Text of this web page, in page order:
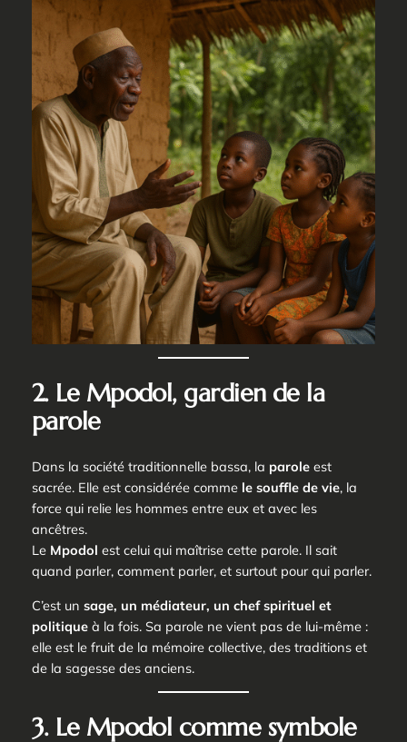
2. Le Mpodol, gardien de la
parole
Dans la société traditionnelle bassa, la paroleest
sacrée. Elle est considérée comme le souffle de vie, la
force qui relie les hommes entre eux et avec les
ancêtres.
Le Mpodol est celui qui maîtrise cette parole. Il sait
quand parler, comment parler, et surtout pour qui parler.
C’est un sage, un médiateur, un chef spirituel et
politiqueà la fois. Sa parole ne vient pas de lui-même :
elle est le fruit de la mémoire collective, des traditions et
de la sagesse des anciens.
3. Le Mpodol comme symbole